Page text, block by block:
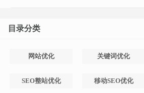
目录分类
网站优化 关键词优化
SEO整站优化 移动SEO优化